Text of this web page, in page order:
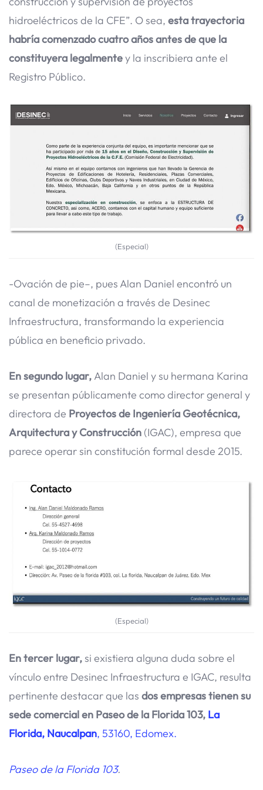
hidroeléctricos de la CFE”. O sea, esta trayectoria
habría comenzado cuatro añosantes de que la
constituyera legalmentey la inscribiera ante el
Registro Público.
(Especial)
-Ovación de pie–, pues Alan Daniel encontró un
canal de monetización a través de Desinec
Infraestructura, transformando la experiencia
pública en beneficio privado.
En segundo lugar, Alan Daniel y su hermana Karina
se presentan públicamente como director general y
directora de Proyectos de Ingeniería Geotécnica,
Arquitectura y Construcción (IGAC), empresa que
parece operar sin constitución formal desde 2015.
(Especial)
En tercer lugar,si existiera alguna duda sobre el
vínculo entre Desinec Infraestructura e IGAC, resulta
pertinente destacar que las dos empresas tienen su
sede comercial en Paseo de la Florida 103, La
Florida, Naucalpan, 53160, Edomex.
Paseo de la Florida 103.